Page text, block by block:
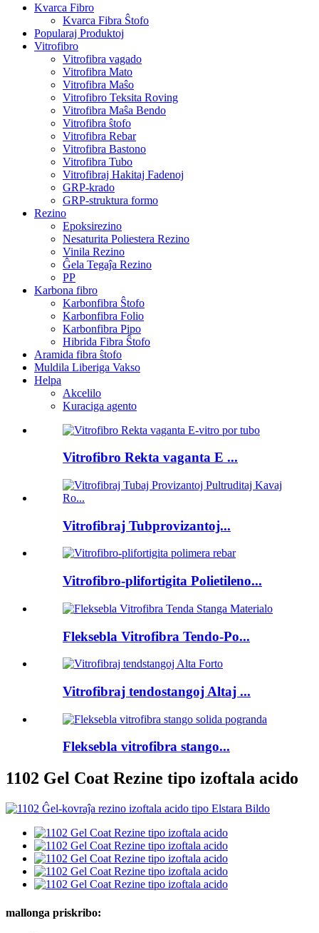
Kvarca Fibro
Kvarca Fibra Ŝtofo
Popularaj Produktoj
Vitrofibro
Vitrofibra vagado
Vitrofibra Mato
Vitrofibra Maŝo
Vitrofibro Teksita Roving
Vitrofibra Maŝa Bendo
Vitrofibra ŝtofo
Vitrofibra Rebar
Vitrofibra Bastono
Vitrofibra Tubo
Vitrofibraj Hakitaj Fadenoj
GRP-krado
GRP-struktura formo
Rezino
Epoksirezino
Nesaturita Poliestera Rezino
Vinila Rezino
Ĝela Tegaĵa Rezino
PP
Karbona fibro
Karbonfibra Ŝtofo
Karbonfibra Folio
Karbonfibra Pipo
Hibrida Fibra Ŝtofo
Aramida fibra ŝtofo
Muldila Liberiga Vakso
Helpa
Akcelilo
Kuraciga agento
Vitrofibro Rekta vaganta E ...
Vitrofibraj Tubprovizantoj...
Vitrofibro-plifortigita Polietileno...
Fleksebla Vitrofibra Tendo-Po...
Vitrofibraj tendostangoj Altaj ...
Fleksebla vitrofibra stango...
1102 Gel Coat Rezine tipo izoftala acido
mallonga priskribo: